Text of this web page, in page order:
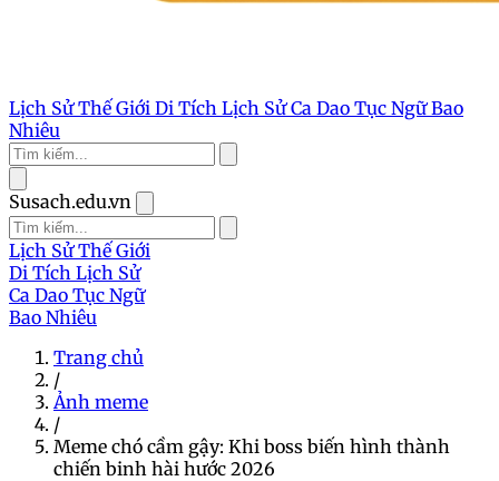
Lịch Sử Thế Giới Di Tích Lịch SửCa Dao Tục NgữBao
Nhiêu
Susach.edu.vn
Lịch Sử Thế Giới
Di Tích Lịch Sử
Ca Dao Tục Ngữ
Bao Nhiêu
Trang chủ
/
Ảnh meme
/
Meme chó cầm gậy: Khi boss biến hình thành
chiến binh hài hước 2026